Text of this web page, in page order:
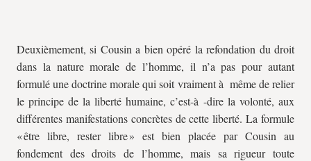
Deuxièmement, si Cousin a bien opéré la refondation du droit
dans la nature morale de l’homme, il n’a pas pour autant
formulé une doctrine morale qui soit vraiment à même de relier
le principe de la liberté humaine, c’est-à -dire la volonté, aux
différentes manifestations concrètes de cette liberté. La formule
« être libre, rester libre » est bien placée par Cousin au
fondement des droits de l’homme, mais sa rigueur toute